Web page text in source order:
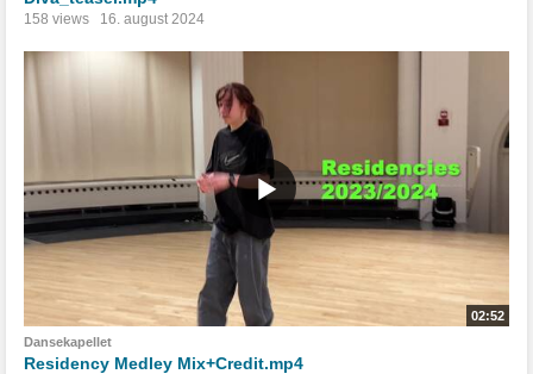
158 views 16. august 2024
02:52
Dansekapellet
Residency Medley Mix+Credit.mp4